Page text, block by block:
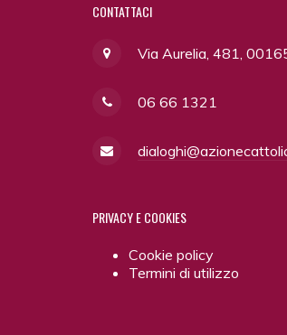
CONTATTACI
Via Aurelia, 481,
06 66 1321
PRIVACYE COOKIES
Cookie policy
Termini di utilizzo